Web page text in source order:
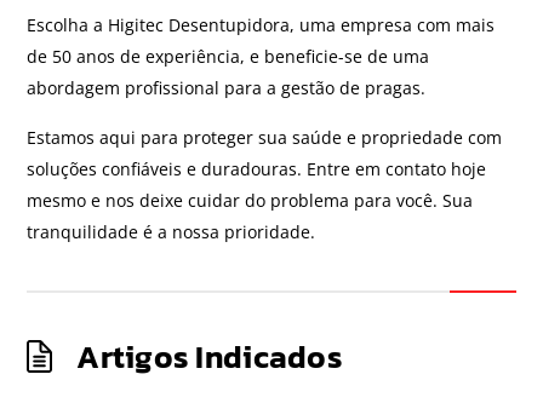
Escolha a Higitec Desentupidora, uma empresa com mais
de 50 anos de experiência, e beneficie-se de uma
abordagem profissional para a gestão de pragas.
Estamos aqui para proteger sua saúde e propriedade com
soluções confiáveis e duradouras. Entre em contato hoje
mesmo e nos deixe cuidar do problema para você. Sua
tranquilidade é a nossa prioridade.
Artigos Indicados